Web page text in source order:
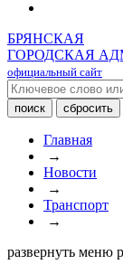
БРЯНСКАЯ
ГОРОДСКАЯ
официальный сайт
Главная
→
Новости
→
Транспорт
→
развернуть меню